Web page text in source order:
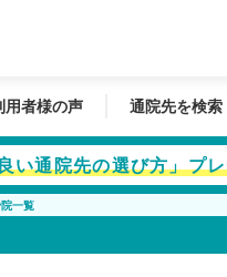
用者様の声 通院先を検索
い通院先の選び方」プ
一覧